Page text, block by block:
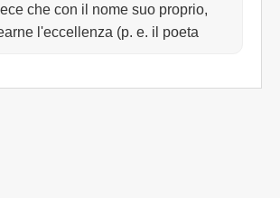
che con il nome suo proprio,
l'eccellenza (p. e. il poeta